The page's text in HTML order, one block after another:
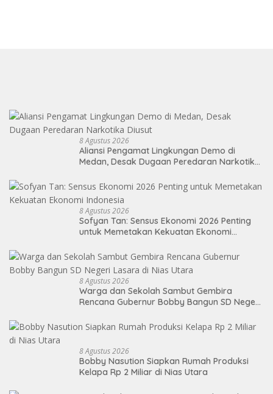
8 Agustus 2026
Aliansi Pengamat Lingkungan Demo di
Medan, Desak Dugaan Peredaran Narkotika
8 Agustus 2026
Sofyan Tan: Sensus Ekonomi 2026 Penting
untuk Memetakan Kekuatan Ekonomi
8 Agustus 2026
Warga dan Sekolah Sambut Gembira
Rencana Gubernur Bobby Bangun SD Negeri
8 Agustus 2026
Bobby Nasution Siapkan Rumah Produksi
Kelapa Rp 2 Miliar di Nias Utara